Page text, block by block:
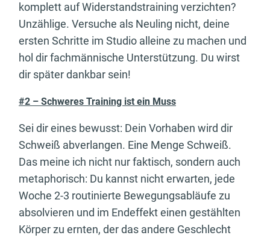
komplett auf Widerstandstraining verzichten?
Unzählige. Versuche als Neuling nicht, deine
ersten Schritte im Studio alleine zu machen und
hol dir fachmännische Unterstützung. Du wirst
dir später dankbar sein!
#2 – Schweres Training ist ein Muss
Sei dir eines bewusst: Dein Vorhaben wird dir
Schweiß abverlangen. Eine Menge Schweiß.
Das meine ich nicht nur faktisch, sondern auch
metaphorisch: Du kannst nicht erwarten, jede
Woche 2-3 routinierte Bewegungsabläufe zu
absolvieren und im Endeffekt einen gestählten
Körper zu ernten, der das andere Geschlecht